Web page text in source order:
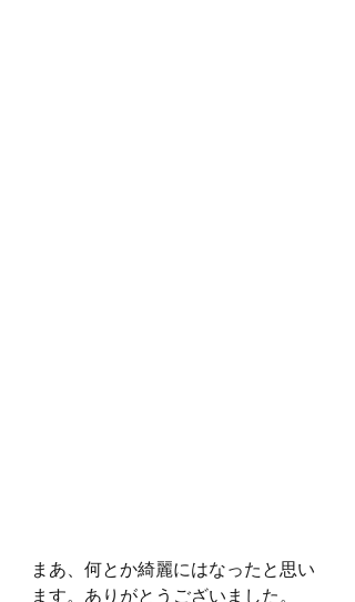
まあ、何とか綺麗にはなったと思い
ます。ありがとうございました。